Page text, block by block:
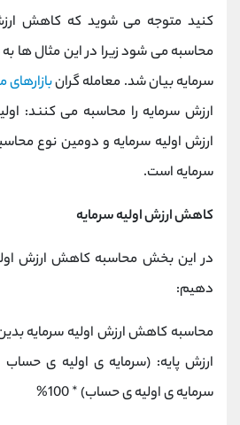
کنید متوجه می شوید که کاهش
محاسبه می شود زیرا در این مثال ها
سرمایه بیان شد. معامله گرانبازارهای
ارزش سرمایه را محاسبه می کنند:
ارزش اولیه سرمایه و دومین نوع
سرمایه است.
کاهش ارزش اولیه سرمایه
در این بخش محاسبه کاهش ارزش
دهیم:
محاسبه کاهش ارزش اولیه سرمایه
ارزش پایه: (سرمایه ی اولیه ی
سرمایه ی اولیه ی حساب) * 100%